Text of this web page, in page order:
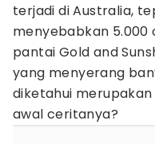
terjadi di Australia,
menyebabkan
pantai Gold and
yang menyerang
diketahui
awal ceritanya?